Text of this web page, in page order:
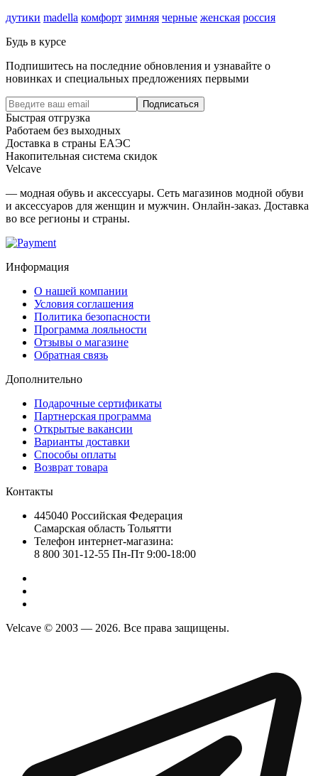
дутики madella комфорт зимняя черные женская россия
Будь в курсе
Подпишитесь на последние обновления и узнавайте о
новинках и специальных предложениях первыми
Подписаться
Быстрая отгрузка
Работаем без выходных
Доставка в страны ЕАЭС
Накопительная система скидок
Velcave
— модная обувь и аксессуары. Сеть магазинов модной обуви
и аксессуаров для женщин и мужчин. Онлайн-заказ. Доставка
во все регионы и страны.
Информация
О нашей компании
Условия соглашения
Политика безопасности
Программа лояльности
Отзывы о магазине
Обратная связь
Дополнительно
Подарочные сертификаты
Партнерская программа
Открытые вакансии
Варианты доставки
Способы оплаты
Возврат товара
Контакты
445040 Российская Федерация
Самарская область Тольятти
Телефон интернет-магазина:
8 800 301-12-55 Пн-Пт 9:00-18:00
Velcave © 2003 — 2026. Все права защищены.